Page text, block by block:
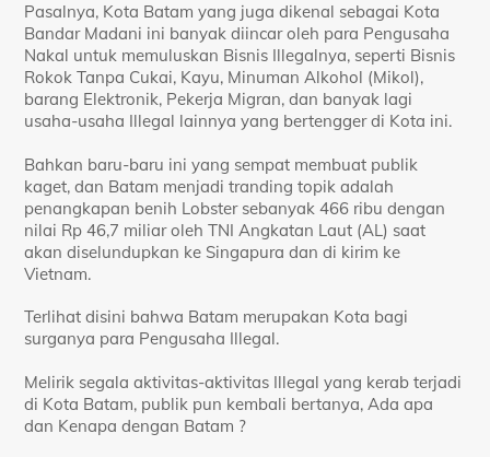
Pasalnya, Kota Batam yang juga dikenal sebagai Kota
Bandar Madani ini banyak diincar oleh para Pengusaha
Nakal untuk memuluskan Bisnis Illegalnya, seperti Bisnis
Rokok Tanpa Cukai, Kayu, Minuman Alkohol (Mikol),
barang Elektronik, Pekerja Migran, dan banyak lagi
usaha-usaha Illegal lainnya yang bertengger di Kota ini.
Bahkan baru-baru ini yang sempat membuat publik
kaget, dan Batam menjadi tranding topik adalah
penangkapan benih Lobster sebanyak 466 ribu dengan
nilai Rp 46,7 miliar oleh TNI Angkatan Laut (AL) saat
akan diselundupkan ke Singapura dan di kirim ke
Vietnam.
Terlihat disini bahwa Batam merupakan Kota bagi
surganya para Pengusaha Illegal.
Melirik segala aktivitas-aktivitas Illegal yang kerab terjadi
di Kota Batam, publik pun kembali bertanya, Ada apa
dan Kenapa dengan Batam ?